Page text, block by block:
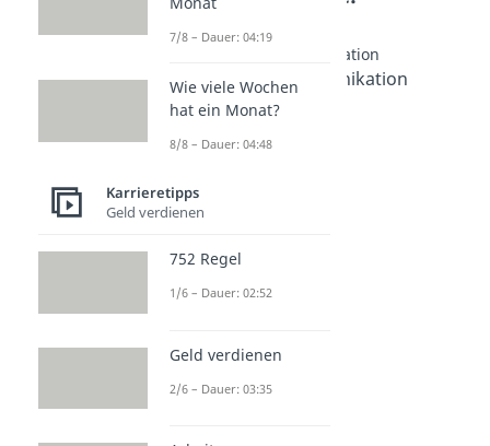
Nonverbale Kommunikation
Nonverbale Kommunikation
Dauer: 04:19
Mimik und Gestik
Dauer: 03:58
Dauer: 04:44
Blickkontakt
7/8 – Dauer: 04:19
Wie viele Wochen
hat ein Monat?
8/8 – Dauer: 04:48
Karrieretipps
Geld verdienen
752 Regel
1/6 – Dauer: 02:52
Geld verdienen
2/6 – Dauer: 03:35